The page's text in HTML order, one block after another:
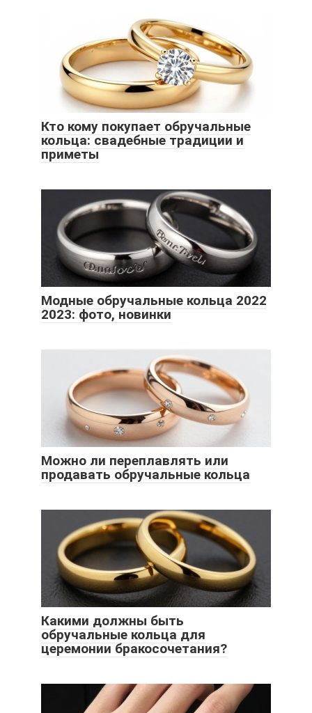
Кто кому покупает обручальные
кольца: свадебные традиции и
приметы
Модные обручальные кольца 2022
2023: фото, новинки
Можно ли переплавлять или
продавать обручальные кольца
Какими должны быть
обручальные кольца для
церемонии бракосочетания?